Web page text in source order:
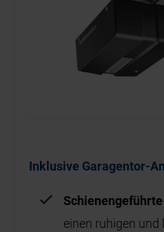
Inklusive Garagentor-
einen ruhigen und